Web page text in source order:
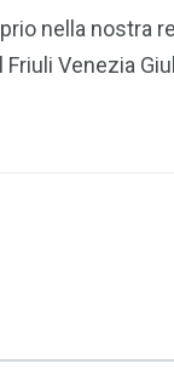
nella nostra
Venezia